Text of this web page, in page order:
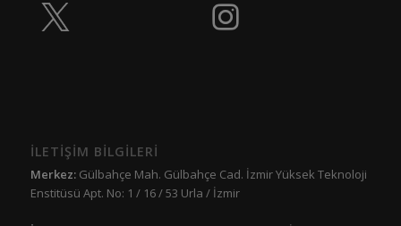
İLETİŞİM BİLGİLERİ
Merkez:Gülbahçe Mah. Gülbahçe Cad. İzmir Yüksek Teknoloji
Enstitüsü Apt. No: 1 / 16 / 53 Urla / İzmir